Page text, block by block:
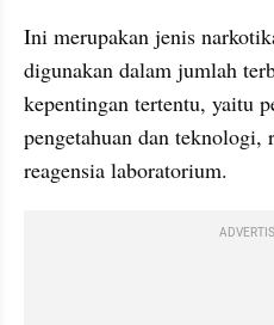
Ini merupakan jenis
digunakan dalam jumlah
kepentingan tertentu, yaitu
pengetahuan dan teknologi,
reagensia laboratorium.